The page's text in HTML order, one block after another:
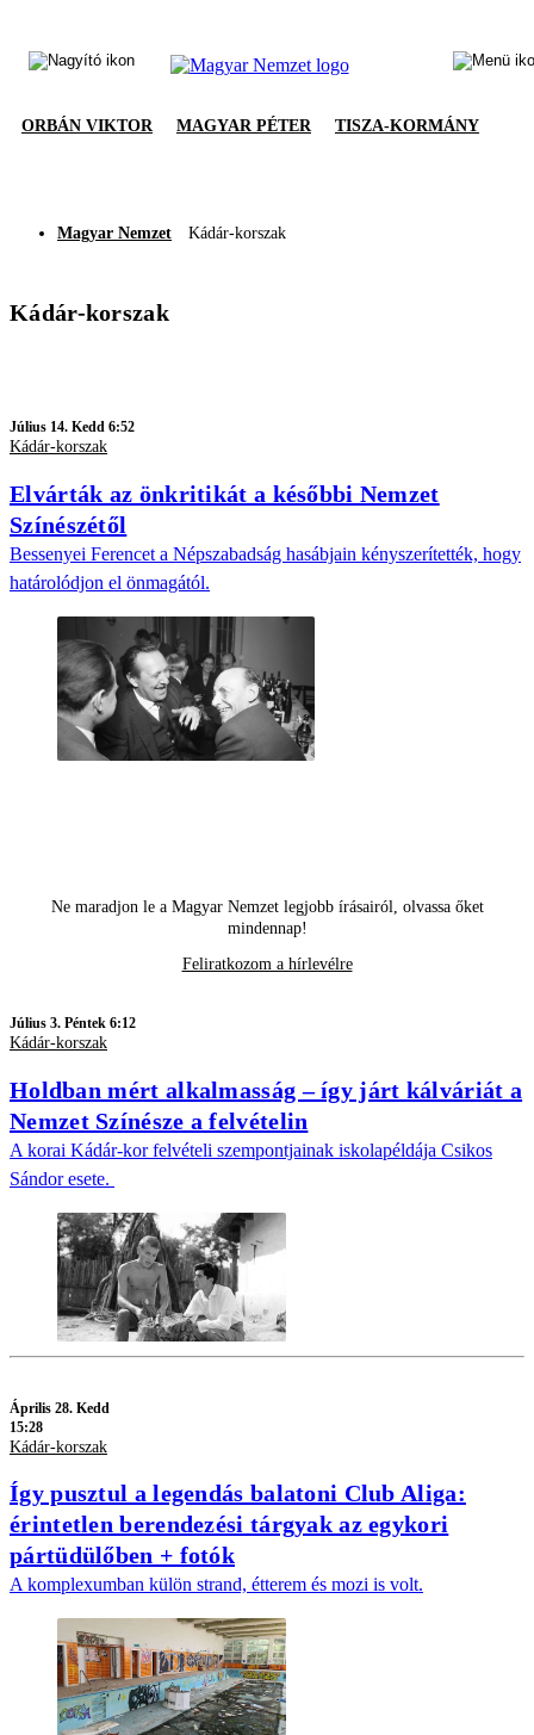
ORBÁN VIKTOR MAGYAR PÉTER TISZA-KORMÁNY
Magyar Nemzet Kádár-korszak
Kádár-korszak
Július 14. Kedd 6:52
Kádár-korszak
Elvárták az önkritikát a későbbi Nemzet
Színészétől
Bessenyei Ferencet a Népszabadság hasábjain kényszerítették, hogy
határolódjon el önmagától.
Ne maradjon le a Magyar Nemzet legjobb írásairól, olvassa őket
mindennap!
Feliratkozom a hírlevélre
Július 3. Péntek 6:12
Kádár-korszak
Holdban mért alkalmasság – így járt kálváriát a
Nemzet Színésze a felvételin
A korai Kádár-kor felvételi szempontjainak iskolapéldája Csikos
Sándor esete.
Április 28. Kedd
15:28
Kádár-korszak
Így pusztul a legendás balatoni Club Aliga:
érintetlen berendezési tárgyak az egykori
pártüdülőben + fotók
A komplexumban külön strand, étterem és mozi is volt.